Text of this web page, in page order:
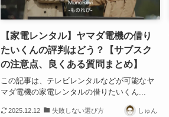
【家電レンタル】ヤマダ電機の借り
たいくんの評判はどう？【サブスク
の注意点、良くある質問まとめ】
この記事は、テレビレンタルなどが可能なヤ
マダ電機の家電レンタルの借りたいくん...
2025.12.12 失敗しない選び方 しゅん